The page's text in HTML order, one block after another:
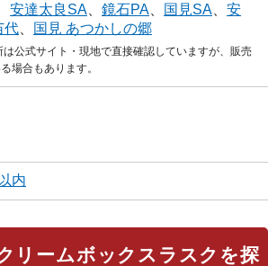
安達太良SA 鏡石PA 国見SA
安
代 国見 あつかしの郷
公式サイト・現地で直接確認していますが、販売
場合もあります。
内
リームボックスラスクを探